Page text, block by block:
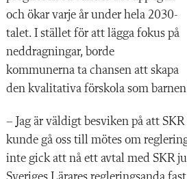
och ökar varje år under hela 2030-
talet. I stället för att lägga fokus på
neddragningar, borde
kommunerna ta chansen att skapa
den kvalitativa förskola som
– Jag är väldigt besviken på att
kunde gå oss till mötes om
inte gick att nå ett avtal med SKR